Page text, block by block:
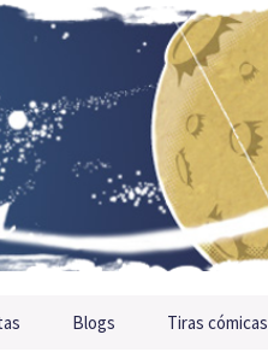
Blogs Tiras cómicas